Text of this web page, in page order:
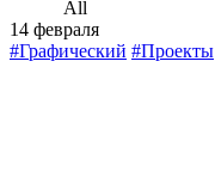
All
14 февраля
#Графический #Проекты